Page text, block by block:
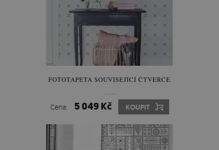
FOTOTAPETA SOUVISEJÍCÍ ČTVERCE
Cena: 5 049 Kč KOUPIT